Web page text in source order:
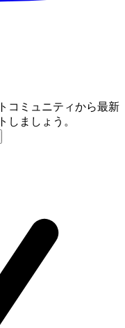
コミュニティから最新
しましょう。